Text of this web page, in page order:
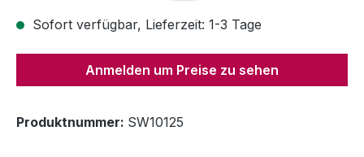
Sofort verfügbar, Lieferzeit: 1-3 Tage
Anmelden um Preise zu sehen
Produktnummer: SW10125